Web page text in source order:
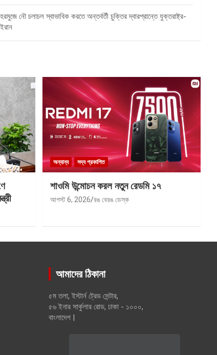
হরমুজে নৌ চলাচল স্বাভাবিক করতে অন্তর্বর্তী চুক্তির দ্বারপ্রান্তে যুক্তরাষ্ট্র-
ইরান
অন্যান্য সদ্য প্রকাশিত
শাওমি উন্মোচন করল নতুন রেডমি ১৭
আগস্ট 6, 2026 রঙ বেরঙ ডেস্ক
আমাদের ঠিকানা
৫ম তলা, ইস্টার্ন ট্রেড সেন্টার,
৫৬ ইনার সার্কুলার রোড, ঢাকা - ১০০০,
বাংলাদেশ |